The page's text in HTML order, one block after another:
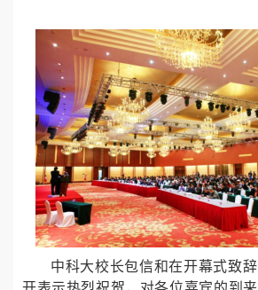
中科大校长包信和在开幕式致